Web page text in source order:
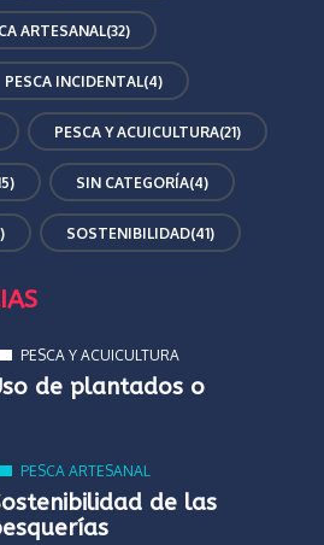
ARTESANAL(32)
PESCA INCIDENTAL(4)
PESCA Y ACUICULTURA(21)
SIN CATEGORÍA(4)
SOSTENIBILIDAD(41)
PESCA Y ACUICULTURA
de plantados o
PESCA ARTESANAL
de las